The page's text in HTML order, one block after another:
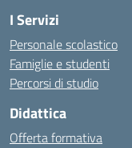
I Servizi
Personale scolastico
Famiglie e studenti
Percorsi di studio
Didattica
Offerta formativa